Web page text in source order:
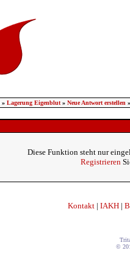
» Lagerung Eigenblut» Neue Antwort erstellen
Diese Funktion steht nur
Registrieren
Kontakt | IAKH |
©